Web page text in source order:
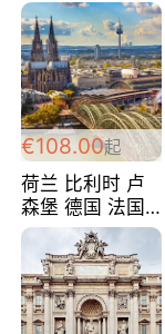
€108.00起
荷兰 比利时 卢
森堡 德国 法国
超爽玩遍西欧 循
环线 全程四星宾
馆 108欧/人/天